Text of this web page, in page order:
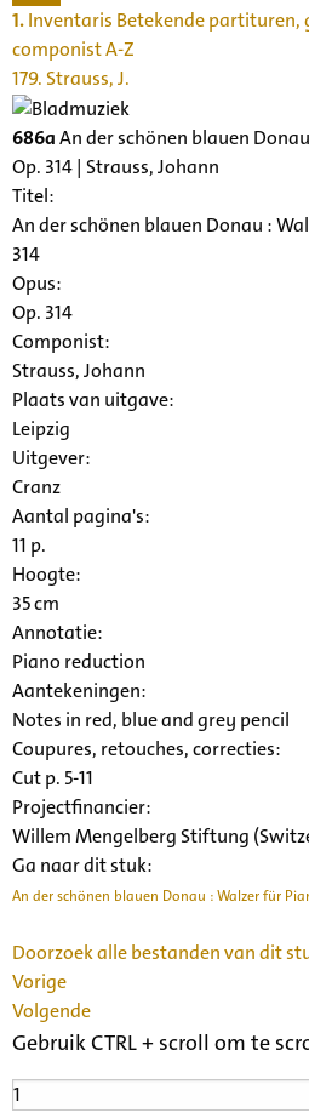
1.Inventaris Betekende partituren,
componist A-Z
179. Strauss, J.
686aAn der schönen blauen
Op. 314 | Strauss, Johann
Titel:
An der schönen blauen Donau :
314
Opus:
Op. 314
Componist:
Strauss, Johann
Plaats van uitgave:
Leipzig
Uitgever:
Cranz
Aantal pagina's:
11 p.
Hoogte:
35 cm
Annotatie:
Piano reduction
Aantekeningen:
Notes in red, blue and grey pencil
Coupures, retouches, correcties:
Cut p. 5-11
Projectfinancier:
Willem Mengelberg Stiftung
Ga naar dit stuk:
An der schönen blauen Donau : Walzer für
Doorzoek alle bestanden van dit
Vorige
Volgende
Gebruik CTRL + scroll om te